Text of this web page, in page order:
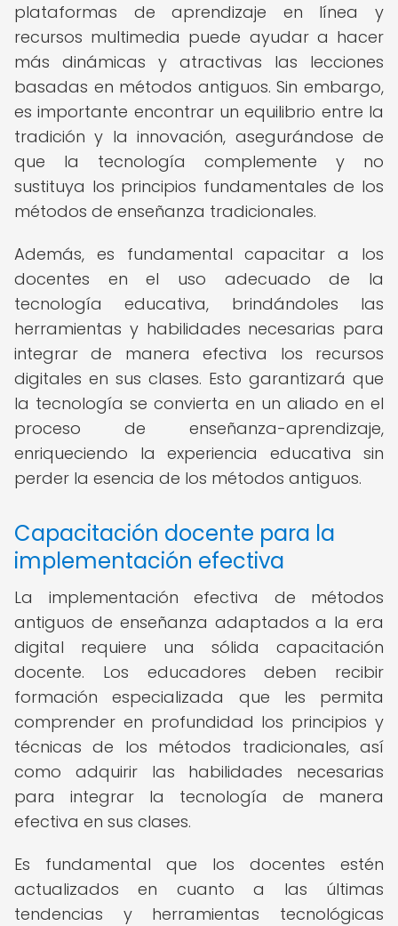
plataformas de aprendizaje en línea y
recursos multimedia puede ayudar a hacer
más dinámicas y atractivas las lecciones
basadas en métodos antiguos. Sin embargo,
es importante encontrar un equilibrio entre la
tradición y la innovación, asegurándose de
que la tecnología complemente y no
sustituya los principios fundamentales de los
métodos de enseñanza tradicionales.
Además, es fundamental capacitar a los
docentes en el uso adecuado de la
tecnología educativa, brindándoles las
herramientas y habilidades necesarias para
integrar de manera efectiva los recursos
digitales en sus clases. Esto garantizará que
la tecnología se convierta en un aliado en el
proceso de enseñanza-aprendizaje,
enriqueciendo la experiencia educativa sin
perder la esencia de los métodos antiguos.
Capacitación docente para la
implementación efectiva
La implementación efectiva de métodos
antiguos de enseñanza adaptados a la era
digital requiere una sólida capacitación
docente. Los educadores deben recibir
formación especializada que les permita
comprender en profundidad los principios y
técnicas de los métodos tradicionales, así
como adquirir las habilidades necesarias
para integrar la tecnología de manera
efectiva en sus clases.
Es fundamental que los docentes estén
actualizados en cuanto a las últimas
tendencias y herramientas tecnológicas